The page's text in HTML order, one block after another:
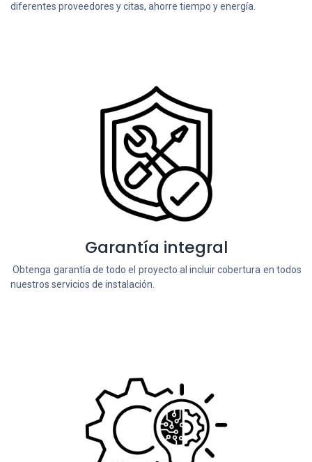
diferentes proveedores y citas, ahorre tiempo y energía.
Garantía integral
Obtenga garantía de todo el proyecto al incluir cobertura en todos
nuestros servicios de instalación.